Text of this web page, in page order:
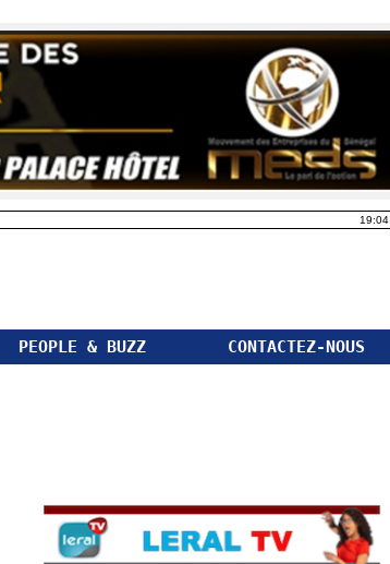
19:04
PEOPLE & BUZZ CONTACTEZ-NOUS